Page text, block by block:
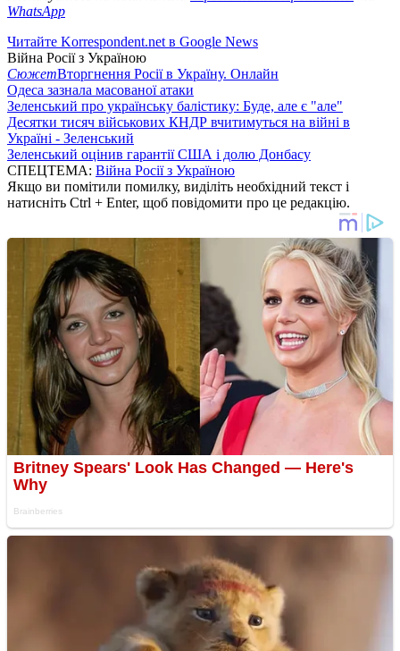
WhatsApp
Читайте Korrespondent.net в Google News
Війна Росії з Україною
СюжетВторгнення Росії в Україну. Онлайн
Одеса зазнала масованої атаки
Зеленський про українську балістику: Буде, але є "але"
Десятки тисяч військових КНДР вчитимуться на війні в
Україні - Зеленський
Зеленський оцінив гарантії США і долю Донбасу
СПЕЦТЕМА: Війна Росії з Україною
Якщо ви помітили помилку, виділіть необхідний текст і
натисніть Ctrl + Enter, щоб повідомити про це редакцію.